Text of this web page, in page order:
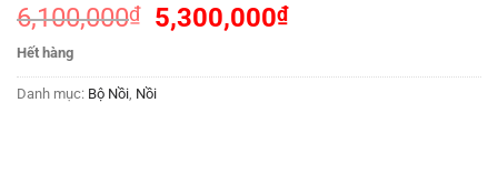
6,100,000₫
Giá
là:
6,100,000₫.
5,300,000₫Giá
tại
Hết hàng
Danh mục: Bộ Nồi, Nồi